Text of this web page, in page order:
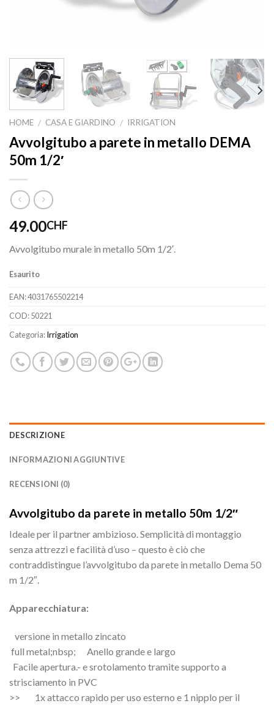
HOME / CASA E GIARDINO / IRRIGATION
Avvolgitubo a parete in metallo DEMA
50m 1/2′
49.00CHF
Avvolgitubo murale in metallo 50m 1/2′.
Esaurito
EAN:4031765502214
COD:50221
Categoria:Irrigation
DESCRIZIONE
INFORMAZIONI AGGIUNTIVE
RECENSIONI (0)
Avvolgitubo da parete in metallo 50m 1/2″
Ideale per il partner ambizioso. Semplicità di montaggio
senza attrezzi e facilità d’uso – questo è ciò che
contraddistingue l’avvolgitubo da parete in metallo Dema 50
m 1/2″.
Apparecchiatura:
versione in metallo zincato
full metal;nbsp; Anello grande e largo
Facile apertura.- e srotolamento tramite supporto a
strisciamento in PVC
>> 1x attacco rapido per uso esterno e 1 nipplo per il